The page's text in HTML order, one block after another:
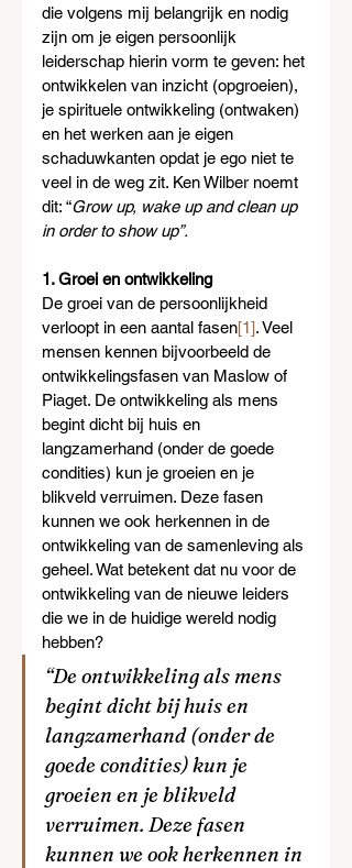
die volgens mij belangrijk en nodig
zijn om je eigen persoonlijk
leiderschap hierin vorm te geven: het
ontwikkelen van inzicht (opgroeien),
je spirituele ontwikkeling (ontwaken)
en het werken aan je eigen
schaduwkanten opdat je ego niet te
veel in de weg zit. Ken Wilber noemt
dit: “Grow up, wake up and clean up
in order to show up”.
1. Groei en ontwikkeling
De groei van de persoonlijkheid
verloopt in een aantal fasen[1]. Veel
mensen kennen bijvoorbeeld de
ontwikkelingsfasen van Maslow of
Piaget. De ontwikkeling als mens
begint dicht bij huis en
langzamerhand (onder de goede
condities) kun je groeien en je
blikveld verruimen. Deze fasen
kunnen we ook herkennen in de
ontwikkeling van de samenleving als
geheel. Wat betekent dat nu voor de
ontwikkeling van de nieuwe leiders
die we in de huidige wereld nodig
hebben?
“De ontwikkeling als mens
begint dicht bij huis en
langzamerhand (onder de
goede condities) kun je
groeien en je blikveld
verruimen. Deze fasen
kunnen we ook herkennen in